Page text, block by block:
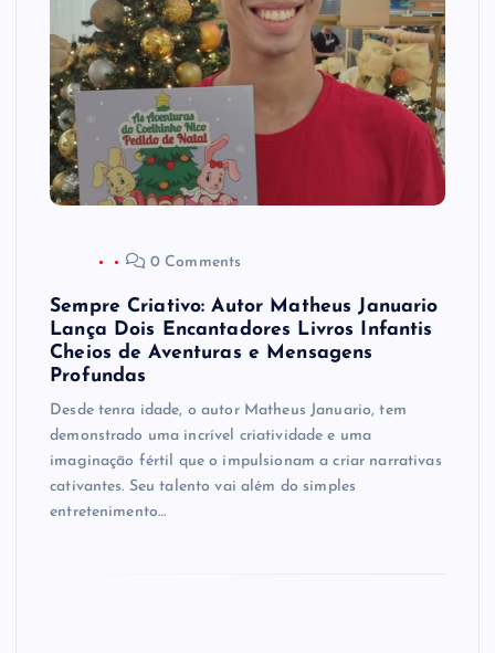
0 Comments
Sempre Criativo: Autor Matheus Januario
Lança Dois Encantadores Livros Infantis
Cheios de Aventuras e Mensagens
Profundas
Desde tenra idade, o autor Matheus Januario, tem
demonstrado uma incrível criatividade e uma
imaginação fértil que o impulsionam a criar narrativas
cativantes. Seu talento vai além do simples
entretenimento…